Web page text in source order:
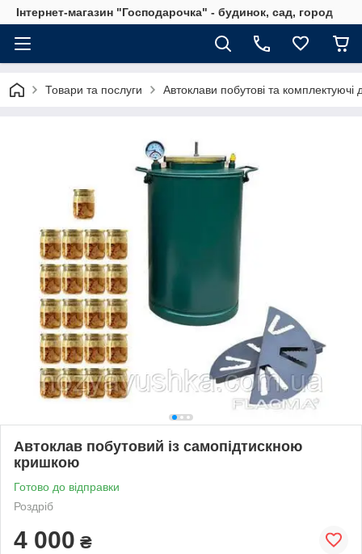
Інтернет-магазин "Господарочка" - будинок, сад, город
Товари та послуги Автоклави побутові та комплектуючі
Автоклав побутовий із самопідтискною
кришкою
Готово до відправки
Роздріб
4 000 ₴